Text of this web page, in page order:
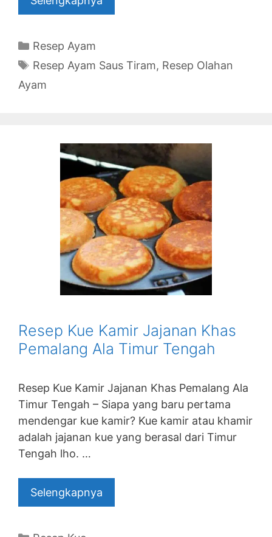
Categories
Resep Ayam
Tags
Resep Ayam Saus Tiram, Resep Olahan
Ayam
Resep Kue Kamir Jajanan Khas
Pemalang Ala Timur Tengah
Resep Kue Kamir Jajanan Khas Pemalang Ala
Timur Tengah – Siapa yang baru pertama
mendengar kue kamir? Kue kamir atau khamir
adalah jajanan kue yang berasal dari Timur
Tengah lho. …
Selengkapnya